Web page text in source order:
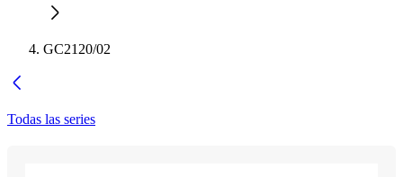
GC2120/02
Todas las series